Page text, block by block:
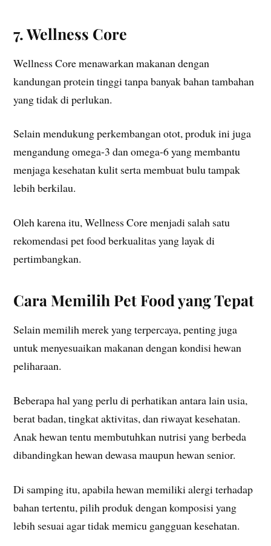
7. Wellness Core
Wellness Core menawarkan makanan dengan
kandungan protein tinggi tanpa banyak bahan tambahan
yang tidak di perlukan.
Selain mendukung perkembangan otot, produk ini juga
mengandung omega-3 dan omega-6 yang membantu
menjaga kesehatan kulit serta membuat bulu tampak
lebih berkilau.
Oleh karena itu, Wellness Core menjadi salah satu
rekomendasi pet food berkualitas yang layak di
pertimbangkan.
Cara Memilih Pet Food yang Tepat
Selain memilih merek yang terpercaya, penting juga
untuk menyesuaikan makanan dengan kondisi hewan
peliharaan.
Beberapa hal yang perlu di perhatikan antara lain usia,
berat badan, tingkat aktivitas, dan riwayat kesehatan.
Anak hewan tentu membutuhkan nutrisi yang berbeda
dibandingkan hewan dewasa maupun hewan senior.
Di samping itu, apabila hewan memiliki alergi terhadap
bahan tertentu, pilih produk dengan komposisi yang
lebih sesuai agar tidak memicu gangguan kesehatan.